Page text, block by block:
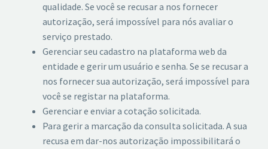
qualidade. Se você se recusar a nos fornecer
autorização, será impossível para nós avaliar o
serviço prestado.
Gerenciar seu cadastro na plataforma web da
entidade e gerir um usuário e senha. Se se recusar a
nos fornecer sua autorização, será impossível para
você se registar na plataforma.
Gerenciar e enviar a cotação solicitada.
Para gerir a marcação da consulta solicitada. A sua
recusa em dar-nos autorização impossibilitará o